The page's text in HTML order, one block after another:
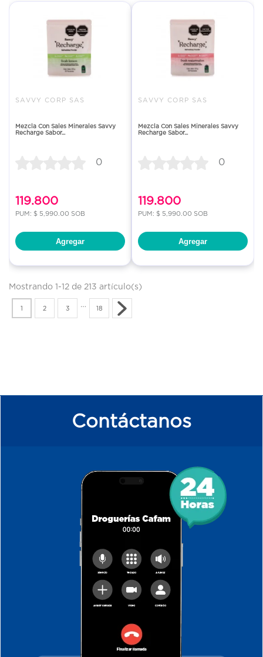
SAVVY CORP SAS
Mezcla Con Sales Minerales Savvy
Recharge Sabor...
0
119.800
PUM: $ 5,990.00 SOB
Agregar
SAVVY CORP SAS
Mezcla Con Sales Minerales Savvy
Recharge Sabor...
0
119.800
PUM: $ 5,990.00 SOB
Agregar
Mostrando 1-12 de 213 artículo(s)
1 2 3 … 18
Contáctanos